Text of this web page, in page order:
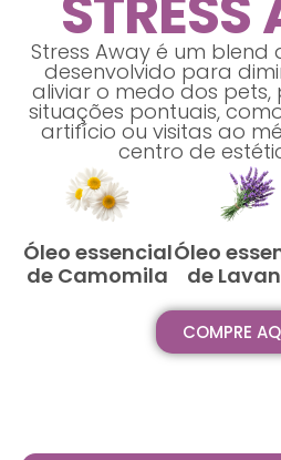
Stress Away é um blend
desenvolvido para
aliviar o medo dos
situações pontuais,
artifício ou visitas ao
centro de
Óleo essencial
de Camomila
Óleo
de
COMPRE